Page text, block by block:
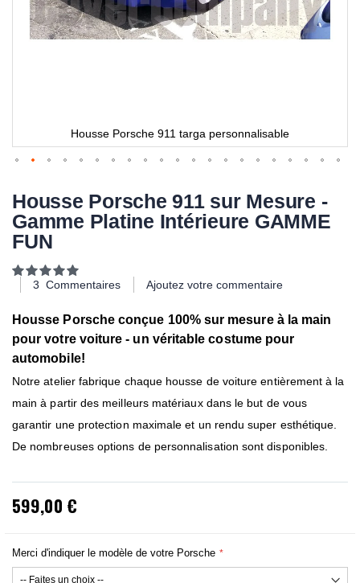
Housse Porsche 911 targa personnalisable
Housse Porsche 911 sur Mesure -
Gamme Platine Intérieure GAMME
FUN
Notation:
100
3 Commentaires Ajoutez votre commentaire
Housse Porsche conçue 100% sur ​​mesure à la main
pour votre voiture - un véritable costume pour
automobile!
Notre atelier fabrique chaque housse de voiture entièrement à la
main à partir des meilleurs matériaux dans le but de vous
garantir une protection maximale et un rendu super esthétique.
De nombreuses options de personnalisation sont disponibles.
599,00 €
Merci d'indiquer le modèle de votre Porsche